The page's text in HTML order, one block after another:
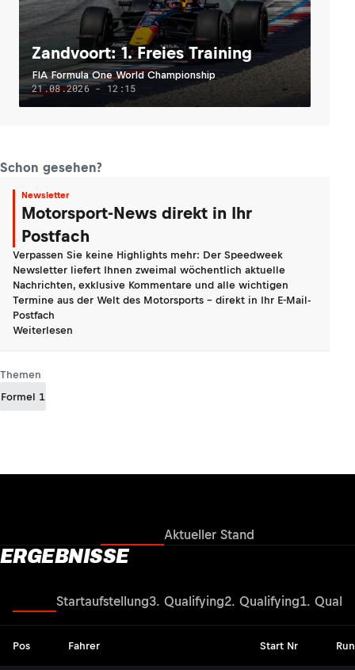
Zandvoort: 1. Freies Training
FIA Formula One World Championship
21.08.2026 - 12:15
Schon gesehen?
Newsletter
Motorsport-News direkt in Ihr
Postfach
Verpassen Sie keine Highlights mehr: Der Speedweek
Newsletter liefert Ihnen zweimal wöchentlich aktuelle
Nachrichten, exklusive Kommentare und alle wichtigen
Termine aus der Welt des Motorsports - direkt in Ihr E-Mail-
Postfach
Weiterlesen
Themen
Formel 1
Aktueller Stand
ERGEBNISSE
Startaufstellung3. Qualifying2. Qualifying1.
Pos Fahrer Start Nr